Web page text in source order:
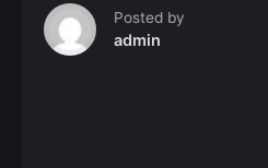
Posted by
admin